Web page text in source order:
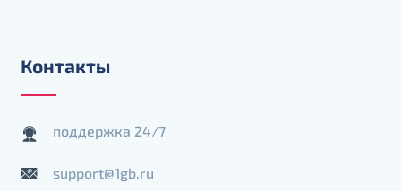
Контакты
поддержка 24/7
support@1gb.ru